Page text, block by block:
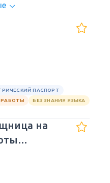
ПАСПОРТ
РАБОТЫ БЕЗ ЗНАНИЯ ЯЗЫКА
на